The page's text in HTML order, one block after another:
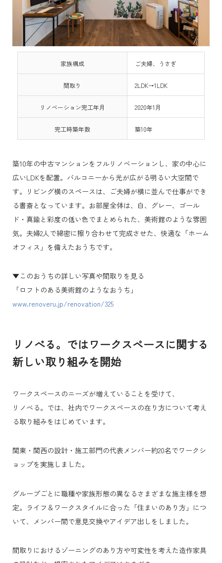
家族構成 ご夫婦、うさぎ
間取り 2LDK→1LDK
リノベーション完工年月 2020年1月
完工時築年数 築10年
築10年の中古マンションをフルリノベーションし、家の中心に
広いLDKを配置。バルコニーから光が広がる明るい大空間で
す。リビング横のスペースは、ご夫婦が横に並んで仕事ができ
る書斎となっています。お部屋全体は、白、グレー、ゴール
ド・真鍮と彩度の低い色でまとめられた、美術館のような雰囲
気。夫婦2人で綿密に擦り合わせて完成させた、快適な「ホーム
オフィス」を備えたおうちです。
▼このおうちの詳しい写真や間取りを見る
「ロフトのある美術館のようなおうち」
www.renoveru.jp/renovation/325
リノべる。ではワークスペースに関する
新しい取り組みを開始
ワークスペースのニーズが増えていることを受けて、
リノべる。では、社内でワークスペースの在り方について考え
る取り組みをはじめています。
関東・関西の設計・施工部門の代表メンバー約20名でワークシ
ョップを実施しました。
グループごとに職種や家族形態の異なるさまざまな施主様を想
定。ライフ＆ワークスタイルに合った「住まいのあり方」につ
いて、メンバー間で意見交換やアイデア出しをしました。
間取りにおけるゾーニングのあり方や可変性を考えた造作家具